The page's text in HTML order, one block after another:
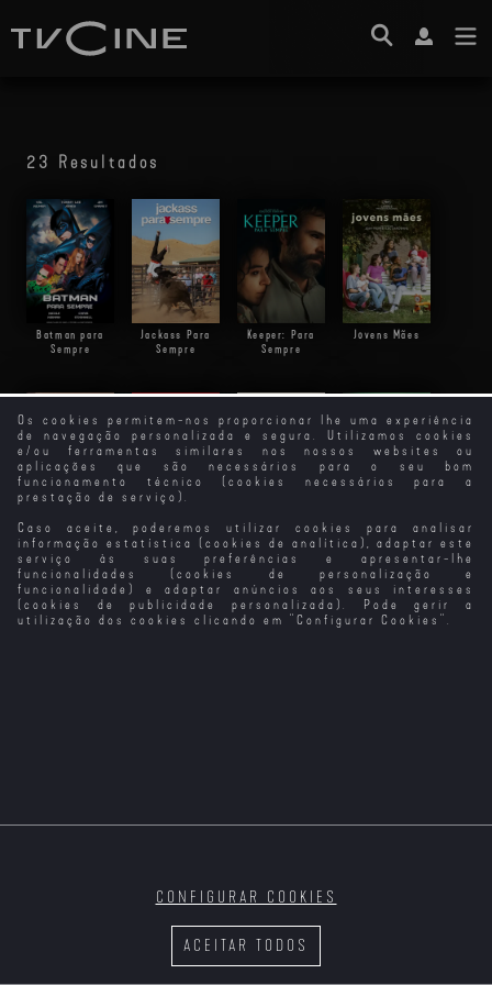
Os cookies permitem-nos proporcionar lhe uma experiência
de navegação personalizada e segura. Utilizamos cookies
e/ou ferramentas similares nos nossos websites ou
aplicações que são necessários para o seu bom
funcionamento técnico (cookies necessários para a
prestação de serviço).
Caso aceite, poderemos utilizar cookies para analisar
informação estatística (cookies de analítica), adaptar este
serviço às suas preferências e apresentar-lhe
funcionalidades (cookies de personalização e
funcionalidade) e adaptar anúncios aos seus interesses
(cookies de publicidade personalizada). Pode gerir a
utilização dos cookies clicando em " Configurar Cookies ".
ACEITAR TODOS
CONFIGURAR COOKIES
23 Resultados
Batman para
Sempre
Jackass Para
Sempre
Keeper: Para
Sempre
Jovens Mães
Até Sempre
Disponível Para
Amar
Mamã Küsters
Vai para o Céu
Para a Minha
Irmã
Com Amor